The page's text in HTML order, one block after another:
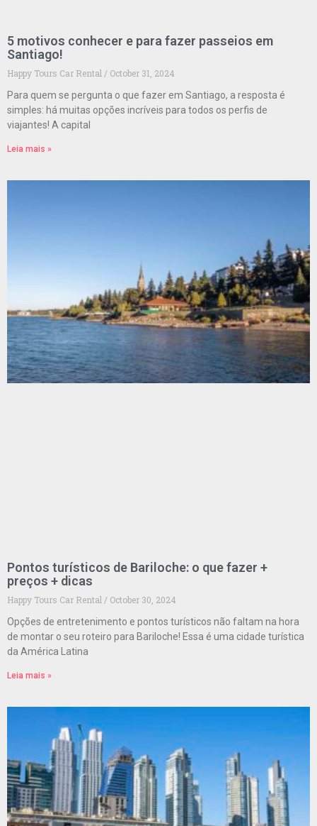
5 motivos conhecer e para fazer passeios em
Santiago!
Happy Tours Car Rental
October 31, 2024
Para quem se pergunta o que fazer em Santiago, a resposta é
simples: há muitas opções incríveis para todos os perfis de
viajantes! A capital
Leia mais »
Pontos turísticos de Bariloche: o que fazer +
preços + dicas
Happy Tours Car Rental
October 30, 2024
Opções de entretenimento e pontos turísticos não faltam na hora
de montar o seu roteiro para Bariloche! Essa é uma cidade turística
da América Latina
Leia mais »